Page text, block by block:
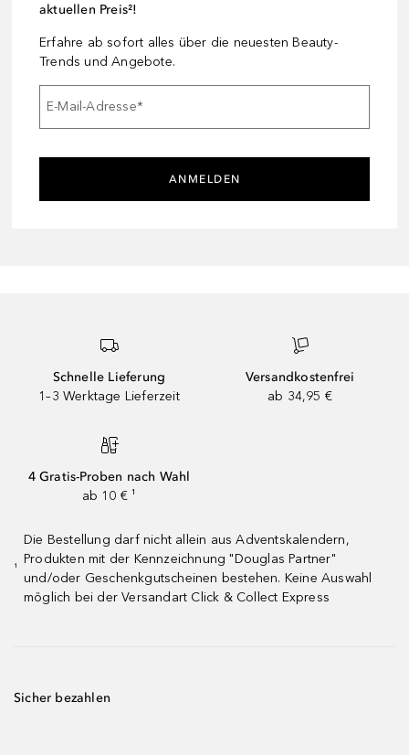
aktuellen Preis²!
Erfahre ab sofort alles über die neuesten Beauty-
Trends und Angebote.
E-Mail-Adresse*
ANMELDEN
Schnelle Lieferung
1–3 Werktage Lieferzeit
Versandkostenfrei
ab 34,95 €
4 Gratis-Proben nach Wahl
ab 10 € ¹
¹
Die Bestellung darf nicht allein aus Adventskalendern,
Produkten mit der Kennzeichnung "Douglas Partner"
und/oder Geschenkgutscheinen bestehen. Keine Auswahl
möglich bei der Versandart Click & Collect Express
Sicher bezahlen